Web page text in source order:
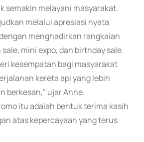
semakin melayani masyarakat.
melalui apresiasi nyata
menghadirkan rangkaian
mini expo, dan birthday sale.
kesempatan bagi masyarakat
kereta api yang lebih
berkesan," ujar Anne.
itu adalah bentuk terima kasih
atas kepercayaan yang terus